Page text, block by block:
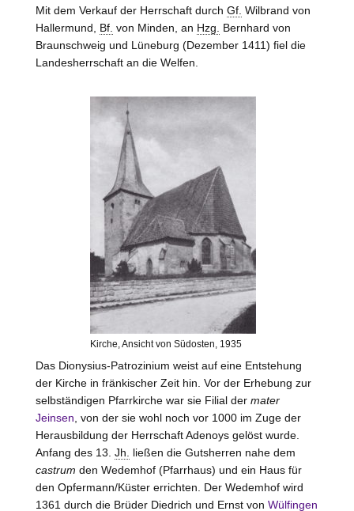
Mit dem Verkauf der Herrschaft durch Gf. Wilbrand von
Hallermund
Bf. von Minden, an Hzg.
Bernhard von
Braunschweig und Lüneburg (Dezember 1411) fiel die
Landesherrschaft an die Welfen.
Kirche, Ansicht von Südosten, 1935
Das Dionysius-Patrozinium weist auf eine Entstehung
der Kirche in fränkischer Zeit hin. Vor der Erhebung zur
selbständigen Pfarrkirche war sie Filial der mater
Jeinsen , von der sie wohl noch vor 1000 im Zuge der
Herausbildung der Herrschaft Adenoys gelöst wurde.
Anfang des 13. Jh.
ließen die Gutsherren nahe dem
castrum den Wedemhof (Pfarrhaus) und ein Haus für
den Opfermann/Küster errichten. Der Wedemhof wird
1361 durch die Brüder Diedrich und Ernst von Wülfingen